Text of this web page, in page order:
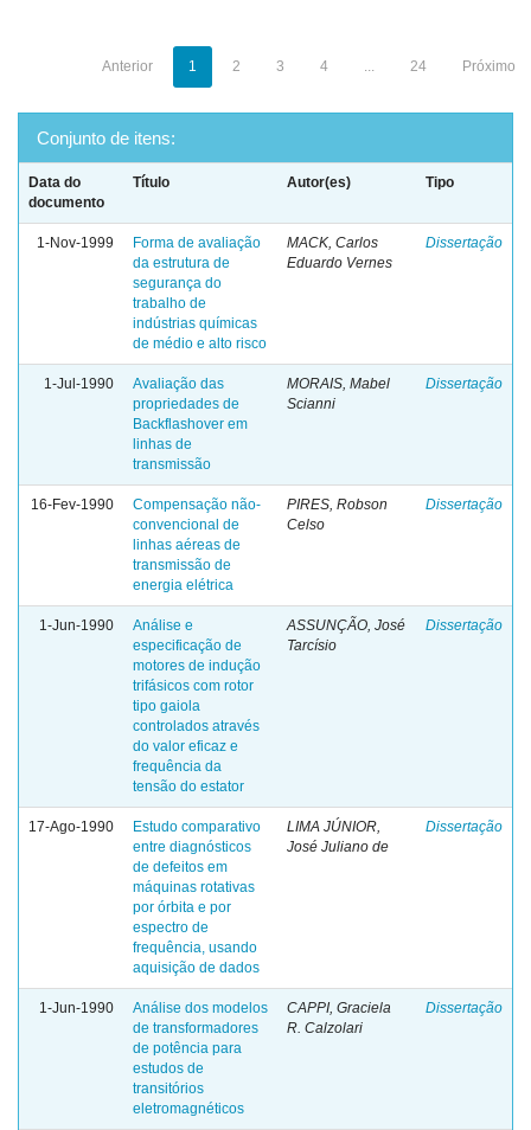
Anterior 1 2 3 4 ... 24 Próximo
Conjunto de itens:
Data do
documento
Título Autor(es) Tipo
1-Nov-1999
Forma de avaliação
da estrutura de
segurança do
trabalho de
indústrias químicas
de médio e alto risco
MACK, Carlos
Eduardo Vernes
Dissertação
1-Jul-1990
Avaliação das
propriedades de
Backflashover em
linhas de
transmissão
MORAIS, Mabel
Scianni
Dissertação
16-Fev-1990
Compensação não-
convencional de
linhas aéreas de
transmissão de
energia elétrica
PIRES, Robson
Celso
Dissertação
1-Jun-1990
Análise e
especificação de
motores de indução
trifásicos com rotor
tipo gaiola
controlados através
do valor eficaz e
frequência da
tensão do estator
ASSUNÇÃO, José
Tarcísio
Dissertação
17-Ago-1990
Estudo comparativo
entre diagnósticos
de defeitos em
máquinas rotativas
por órbita e por
espectro de
frequência, usando
aquisição de dados
LIMA JÚNIOR,
José Juliano de
Dissertação
1-Jun-1990
Análise dos modelos
de transformadores
de potência para
estudos de
transitórios
eletromagnéticos
CAPPI, Graciela
R. Calzolari
Dissertação